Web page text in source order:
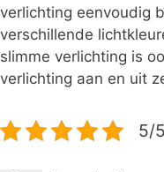
verlichting eenvoudig
verschillende
slimme verlichting is
verlichting aan en uit
5/